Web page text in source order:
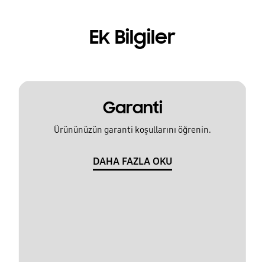
Ek Bilgiler
Garanti
Ürününüzün garanti koşullarını öğrenin.
DAHA FAZLA OKU